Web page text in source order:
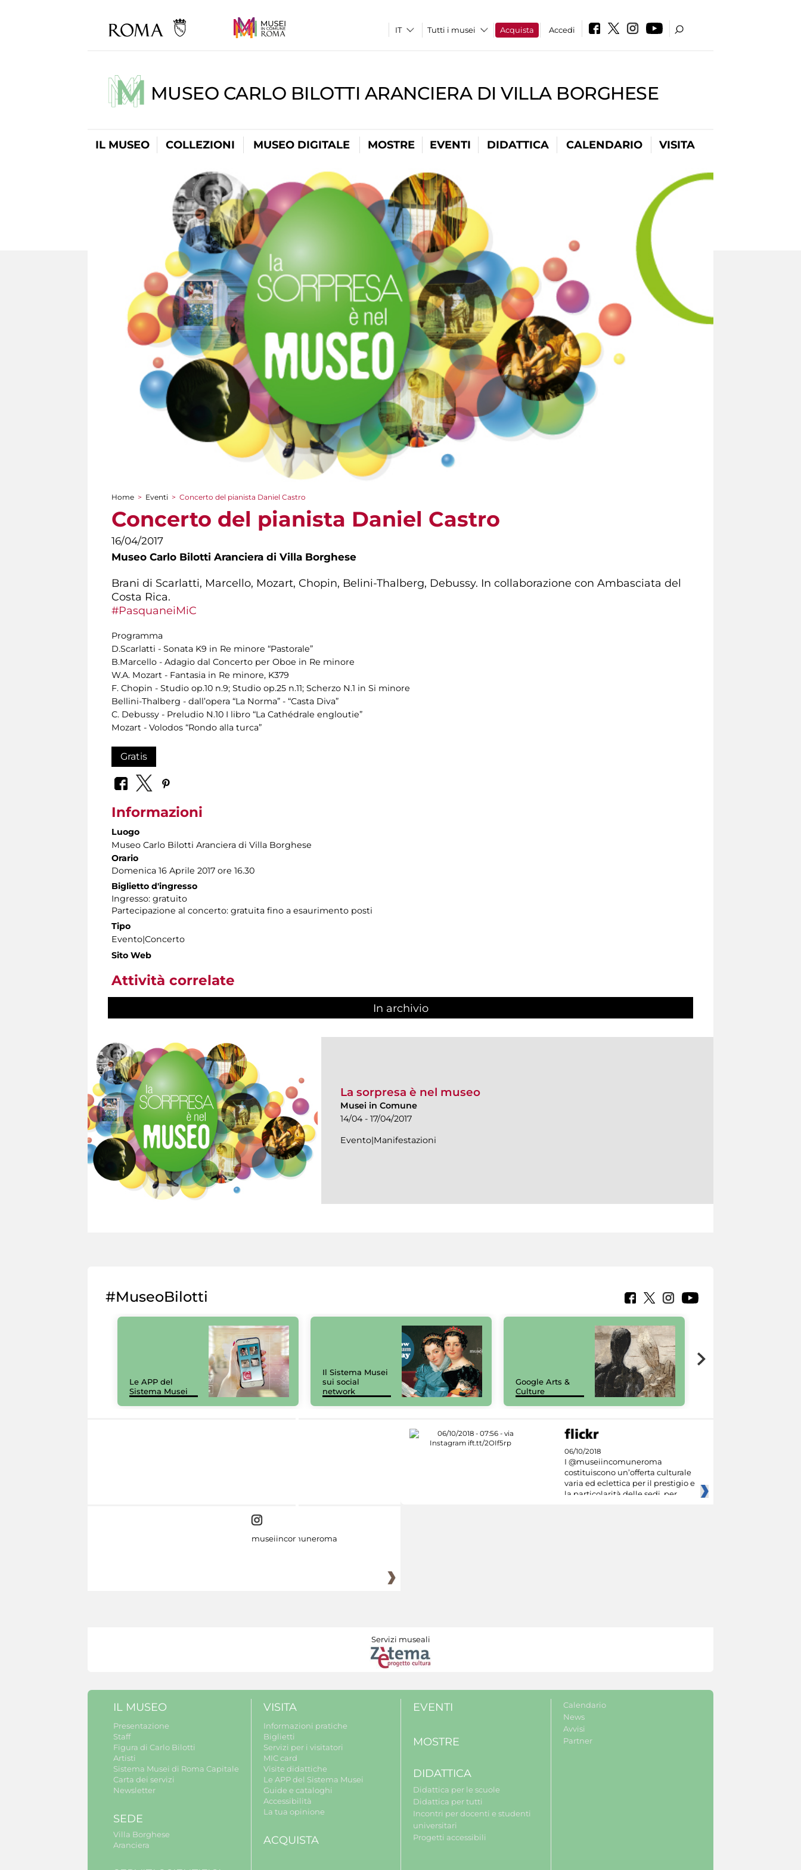
Tutti i musei Acquista Accedi
MUSEO CARLO BILOTTI ARANCIERA DI VILLA BORGHESE
IL MUSEO COLLEZIONI MUSEO DIGITALE MOSTRE EVENTI DIDATTICA CALENDARIO VISITA
Tu sei qui
Home > Eventi > Concerto del pianista Daniel Castro
Concerto del pianista Daniel Castro
16/04/2017
Museo Carlo Bilotti Aranciera di Villa Borghese
Brani di Scarlatti, Marcello, Mozart, Chopin, Belini-Thalberg, Debussy. In collaborazione con Ambasciata del
Costa Rica.
#PasquaneiMiC
Programma
D.Scarlatti - Sonata K9 in Re minore “Pastorale”
B.Marcello - Adagio dal Concerto per Oboe in Re minore
W.A. Mozart - Fantasia in Re minore, K379
F. Chopin - Studio op.10 n.9; Studio op.25 n.11; Scherzo N.1 in Si minore
Bellini-Thalberg - dall’opera “La Norma” - “Casta Diva”
C. Debussy - Preludio N.10 I libro “La Cathédrale engloutie”
Mozart - Volodos “Rondo alla turca”
Gratis
Informazioni
Luogo
Museo Carlo Bilotti Aranciera di Villa Borghese
Orario
Domenica 16 Aprile 2017 ore 16.30
Biglietto d'ingresso
Ingresso: gratuito
Partecipazione al concerto: gratuita fino a esaurimento posti
Tipo
Evento|Concerto
Sito Web
Attività correlate
In archivio
La sorpresa è nel museo
Musei in Comune
14/04 - 17/04/2017
Evento|Manifestazioni
#MuseoBilotti
Le APP del
Sistema Musei
Il Sistema Musei
sui social
network
Google Arts &
Culture
06/10/2018
I @museiincomuneroma
costituiscono un’offerta culturale
varia ed eclettica per il prestigio e
la particolarità delle sedi, per
museiincomuneroma
Servizi museali
IL MUSEO
Presentazione
Staff
Figura di Carlo Bilotti
Artisti
Sistema Musei di Roma Capitale
Carta dei servizi
Newsletter
SEDE
Villa Borghese
Aranciera
VISITA
Informazioni pratiche
Biglietti
Servizi per i visitatori
MIC card
Visite didattiche
Le APP del Sistema Musei
Guide e cataloghi
Accessibilità
La tua opinione
ACQUISTA
EVENTI
MOSTRE
DIDATTICA
Didattica per le scuole
Didattica per tutti
Incontri per docenti e studenti
universitari
Progetti accessibili
Calendario
News
Avvisi
Partner